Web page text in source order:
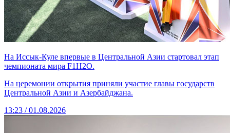
На Иссык-Куле впервые в Центральной Азии стартовал этап
чемпионата мира F1H2O.
На церемонии открытия приняли участие главы государств
Центральной Азии и Азербайджана.
13:23 / 01.08.2026